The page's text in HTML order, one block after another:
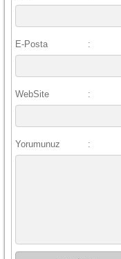
E-Posta :
WebSite :
Yorumunuz :